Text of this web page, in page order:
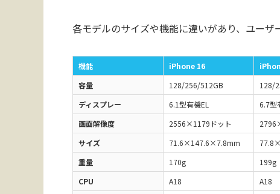
各モデルのサイズや機能に違いがあり、ユーザ
機能 iPhone 16
容量
128/256/512GB 128/
ディスプレー
6.1型有機EL 6.7型
画面解像度
2556×1179ドット
サイズ
71.6×147.6×7.8mm
重量
170g 199g
CPU
A18 A18